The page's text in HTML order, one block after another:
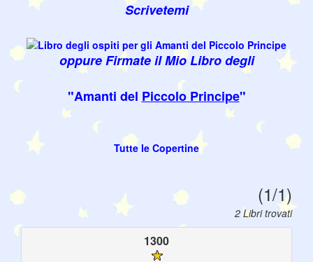
Scrivetemi
oppure Firmate il Mio Libro degli
"Amanti del Piccolo Principe"
Tutte le Copertine
(1/1)
2 Libri trovati
1300